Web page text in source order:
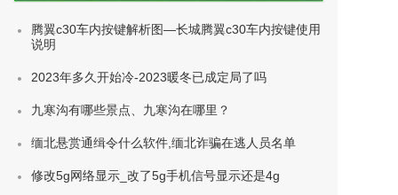
腾翼c30车内按键解析图—长城腾翼c30车内按键使用
说明
2023年多久开始冷-2023暖冬已成定局了吗
九寒沟有哪些景点、九寒沟在哪里？
缅北悬赏通缉令什么软件,缅北诈骗在逃人员名单
修改5g网络显示_改了5g手机信号显示还是4g